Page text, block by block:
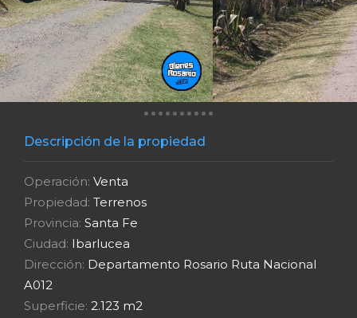
Descripción de la propiedad
Operación: Venta
Propiedad: Terrenos
Provincia: Santa Fe
Ciudad: Ibarlucea
Dirección: Departamento Rosario Ruta Nacional
A012
Superficie: 2.123 m2